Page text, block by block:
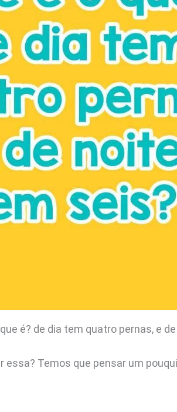
é? de dia tem quatro pernas, e
essa? Temos que pensar um